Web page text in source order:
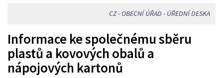
CZ- OBECNÍ ÚŘAD - ÚŘEDNÍ DESKA
Informace ke společnému sběru
plastů a kovových obalů a
nápojových kartonů